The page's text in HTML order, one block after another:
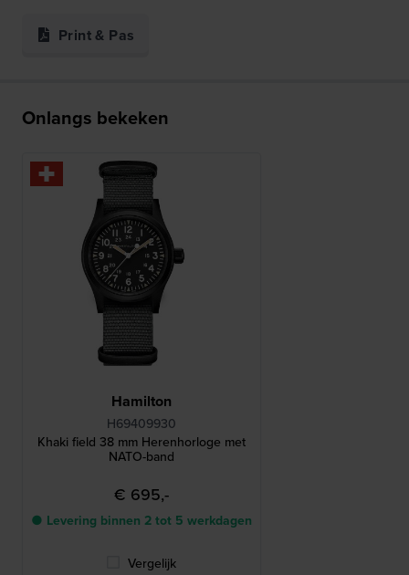
Print & Pas
Onlangs bekeken
Hamilton
H69409930
Khaki field 38 mm Herenhorloge met
NATO-band
€ 695,-
● Levering binnen 2 tot 5 werkdagen
Vergelijk